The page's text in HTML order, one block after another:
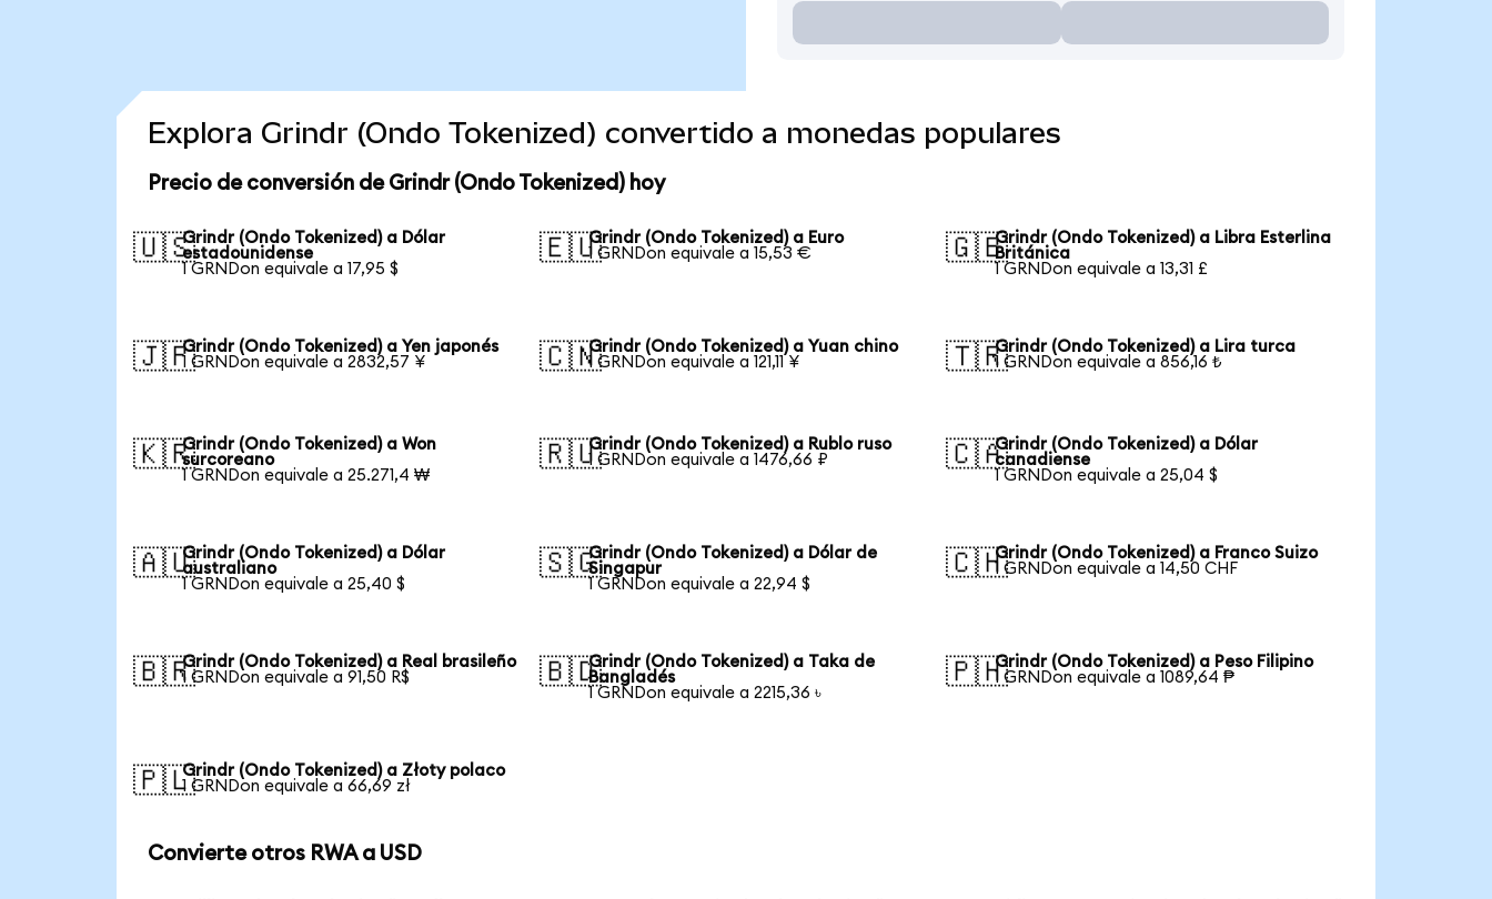
Explora Grindr (Ondo Tokenized) convertido a monedas populares
Precio de conversión de Grindr (Ondo Tokenized) hoy
🇺🇸Grindr (Ondo Tokenized) a Dólar
estadounidense
1 GRNDon equivale a 17,95 $
🇪🇺Grindr (Ondo Tokenized) a Euro
1 GRNDon equivale a 15,53 €
🇬🇧Grindr (Ondo Tokenized) a Libra Esterlina
Británica
1 GRNDon equivale a 13,31 £
🇯🇵Grindr (Ondo Tokenized) a Yen japonés
1 GRNDon equivale a 2832,57 ¥
🇨🇳Grindr (Ondo Tokenized) a Yuan chino
1 GRNDon equivale a 121,11 ¥
🇹🇷Grindr (Ondo Tokenized) a Lira turca
1 GRNDon equivale a 856,16 ₺
🇰🇷Grindr (Ondo Tokenized) a Won
surcoreano
1 GRNDon equivale a 25.271,4 ₩
🇷🇺Grindr (Ondo Tokenized) a Rublo ruso
1 GRNDon equivale a 1476,66 ₽
🇨🇦Grindr (Ondo Tokenized) a Dólar
canadiense
1 GRNDon equivale a 25,04 $
🇦🇺Grindr (Ondo Tokenized) a Dólar
australiano
1 GRNDon equivale a 25,40 $
🇸🇬Grindr (Ondo Tokenized) a Dólar de
Singapur
1 GRNDon equivale a 22,94 $
🇨🇭Grindr (Ondo Tokenized) a Franco Suizo
1 GRNDon equivale a 14,50 CHF
🇧🇷Grindr (Ondo Tokenized) a Real brasileño
1 GRNDon equivale a 91,50 R$
🇧🇩Grindr (Ondo Tokenized) a Taka de
Bangladés
1 GRNDon equivale a 2215,36 ৳
🇵🇭Grindr (Ondo Tokenized) a Peso Filipino
1 GRNDon equivale a 1089,64 ₱
🇵🇱Grindr (Ondo Tokenized) a Złoty polaco
1 GRNDon equivale a 66,69 zł
Convierte otros RWA a USD